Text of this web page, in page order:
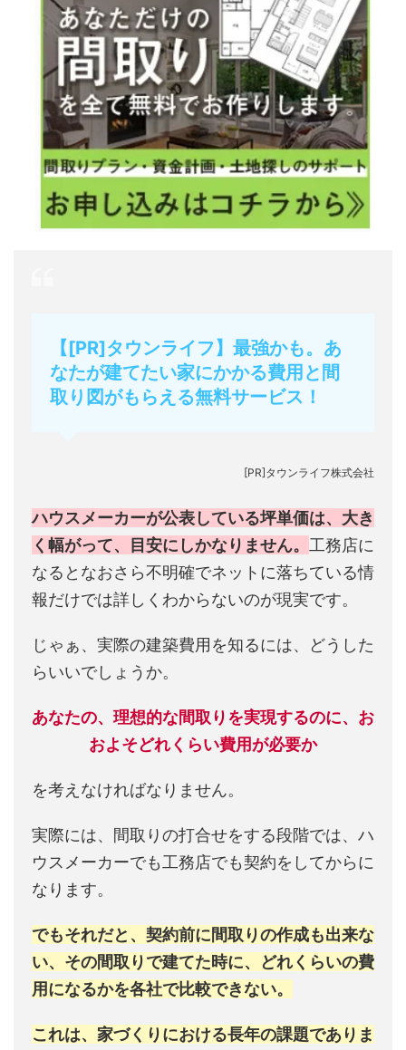
【[PR]タウンライフ】最強かも。あ
なたが建てたい家にかかる費用と間
取り図がもらえる無料サービス！
[PR]タウンライフ株式会社
ハウスメーカーが公表している坪単価は、大き
く幅がって、目安にしかなりません。 工務店に
なるとなおさら不明確でネットに落ちている情
報だけでは詳しくわからないのが現実です。
じゃぁ、実際の建築費用を知るには、どうした
らいいでしょうか。
あなたの、理想的な間取りを実現するのに、お
およそどれくらい費用が必要か
を考えなければなりません。
実際には、間取りの打合せをする段階では、ハ
ウスメーカーでも工務店でも契約をしてからに
なります。
でもそれだと、契約前に間取りの作成も出来な
い、その間取りで建てた時に、どれくらいの費
用になるかを各社で比較できない。
これは、家づくりにおける長年の課題でありま